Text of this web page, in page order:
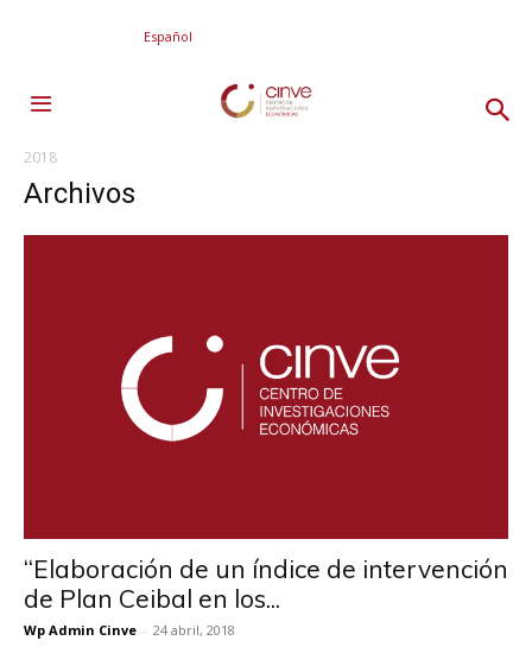
Español
2018
Archivos
“Elaboración de un índice de intervención
de Plan Ceibal en los...
Wp Admin Cinve - 24 abril, 2018